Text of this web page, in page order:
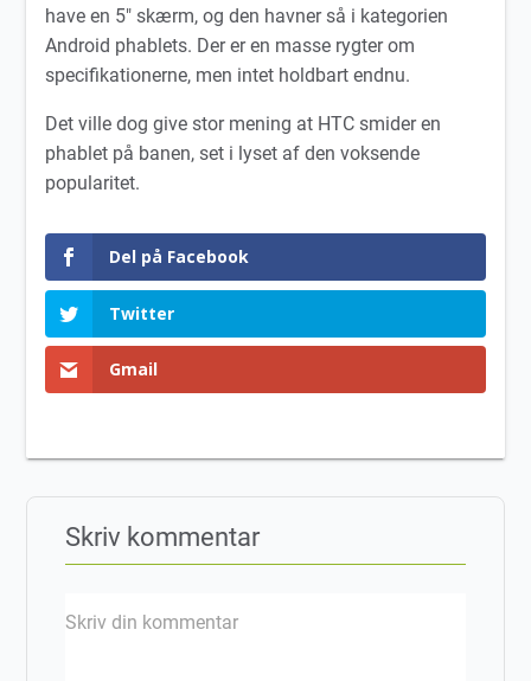
have en 5″ skærm, og den havner så i kategorien
Android phablets. Der er en masse rygter om
specifikationerne, men intet holdbart endnu.
Det ville dog give stor mening at HTC smider en
phablet på banen, set i lyset af den voksende
popularitet.
Del på Facebook
Twitter
Gmail
Skriv kommentar
Skriv din kommentar